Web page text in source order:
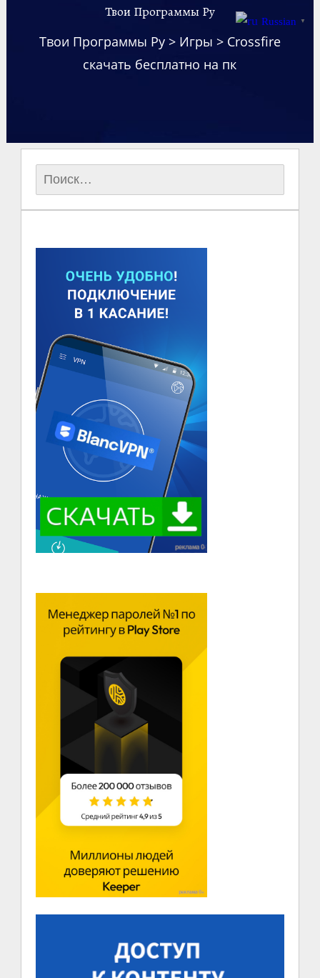
Твои Программы Ру
Твои Программы Ру> Игры > Crossfire
скачать бесплатно на пк
Найти:
Russian ▼